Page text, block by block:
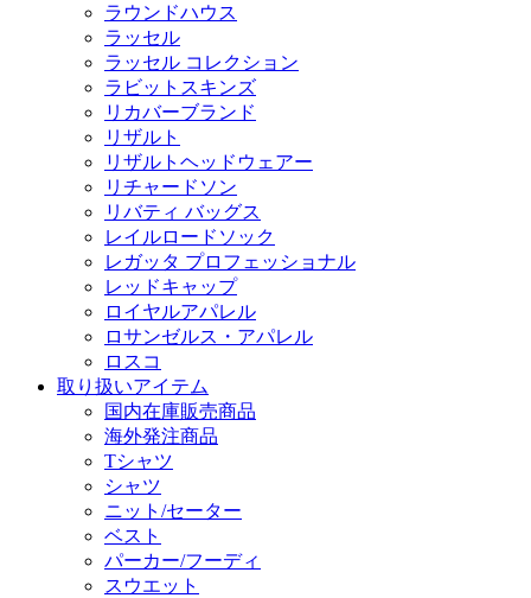
ラウンドハウス
ラッセル
ラッセル コレクション
ラビットスキンズ
リカバーブランド
リザルト
リザルトヘッドウェアー
リチャードソン
リバティ バッグス
レイルロードソック
レガッタ プロフェッショナル
レッドキャップ
ロイヤルアパレル
ロサンゼルス・アパレル
ロスコ
取り扱いアイテム
国内在庫販売商品
海外発注商品
Tシャツ
シャツ
ニット/セーター
ベスト
パーカー/フーディ
スウエット